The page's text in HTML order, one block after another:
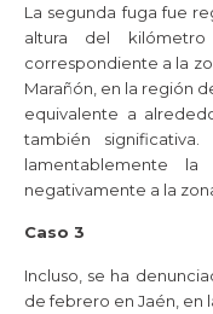
La segunda fuga fue
altura del
correspondiente a la
Marañón, en la región
equivalente a
también
lamentablemente la
negativamente a la
Caso 3
Incluso, se ha
de febrero en Jaén, en